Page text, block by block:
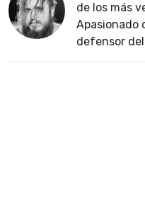
de los más
Apasionado
defensor